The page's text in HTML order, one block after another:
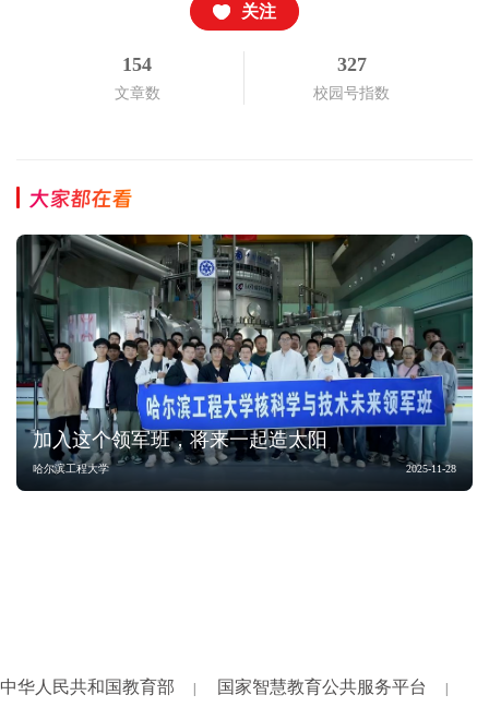
关注
154
文章数
327
校园号指数
大家都在看
加入这个领军班，将来一起造太阳
哈尔滨工程大学 2025-11-28
中华人民共和国教育部 | 国家智慧教育公共服务平台 |